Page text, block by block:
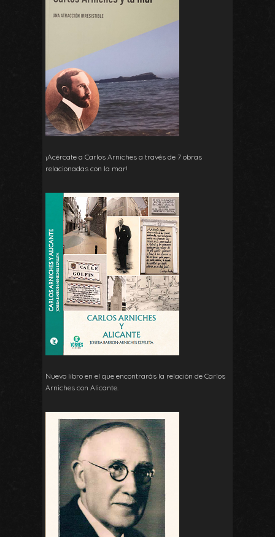
¡Acércate a Carlos Arniches a través de 7 obras
relacionadas con la mar!
Nuevo libro en el que encontrarás la relación de Carlos
Arniches con Alicante.